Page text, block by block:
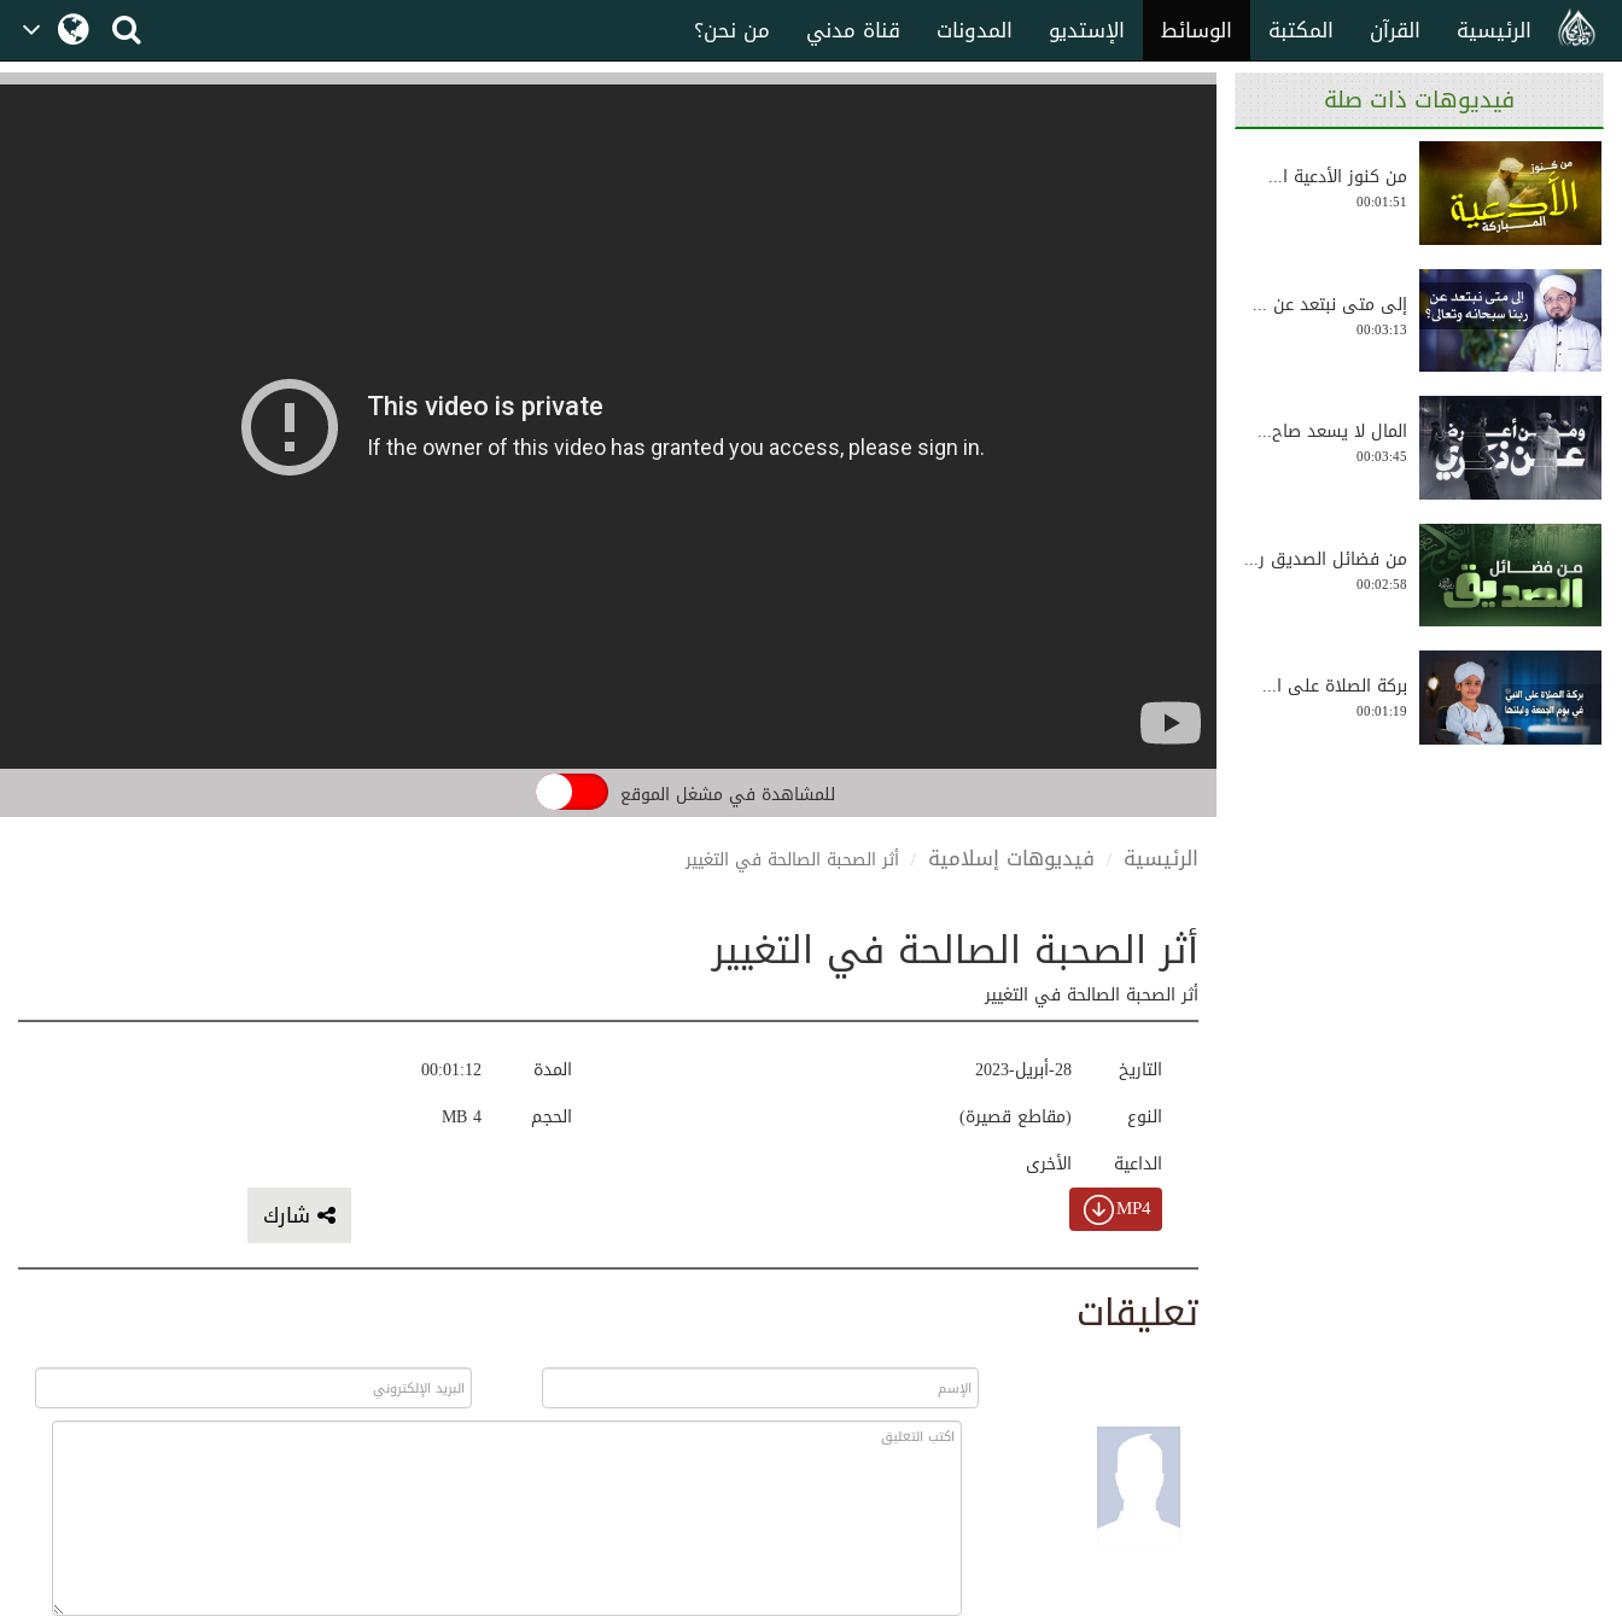
من نحن؟ قناة مدني المدونات الإستديو الوسائط المكتبة القرآن الرئيسية
للمشاهدة في مشغل الموقع
الرئيسية فيديوهات إسلامية أثر الصحبة الصالحة في التغيير
أثر الصحبة الصالحة في التغيير
أثر الصحبة الصالحة في التغيير
00:01:12
المدة
4 MB
الحجم
28-أبريل-2023
التاريخ
(مقاطع قصيرة)
النوع
الأخرى
الداعية
شارك MP4
تعليقات
فيديوهات ذات صلة
من كنوز الأدعية ا...
00:01:51
إلى متى نبتعد عن ...
00:03:13
المال لا يسعد صاح...
00:03:45
من فضائل الصديق ر...
00:02:58
بركة الصلاة على ا...
00:01:19